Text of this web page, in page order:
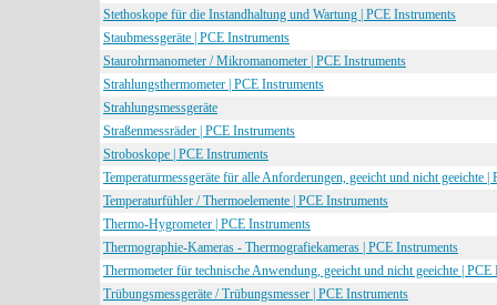
Stethoskope für die Instandhaltung und Wartung | PCE Instruments
Staubmessgeräte | PCE Instruments
Staurohrmanometer / Mikromanometer | PCE Instruments
Strahlungsthermometer | PCE Instruments
Strahlungsmessgeräte
Straßenmessräder | PCE Instruments
Stroboskope | PCE Instruments
Temperaturmessgeräte für alle Anforderungen, geeicht und nicht geeichte |
Temperaturfühler / Thermoelemente | PCE Instruments
Thermo-Hygrometer | PCE Instruments
Thermographie-Kameras - Thermografiekameras | PCE Instruments
Thermometer für technische Anwendung, geeicht und nicht geeichte | PCE
Trübungsmessgeräte / Trübungsmesser | PCE Instruments